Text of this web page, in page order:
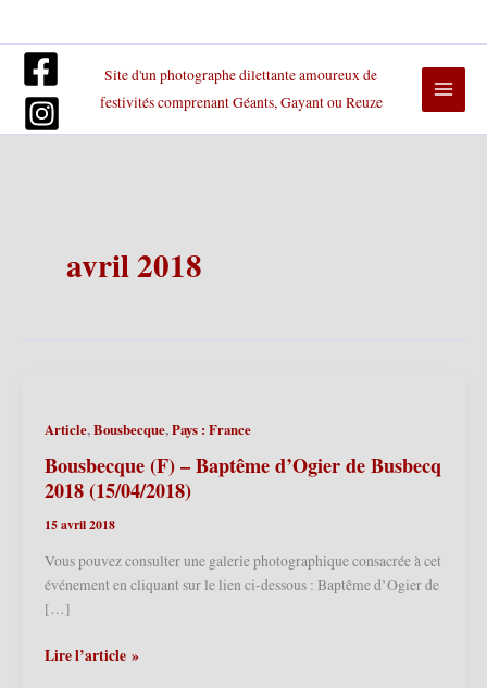
contenu
Site d'un photographe dilettante amoureux de
festivités comprenant Géants, Gayant ou Reuze
avril 2018
Article,Bousbecque,Pays : France
Bousbecque (F) – Baptême d’Ogier de Busbecq
2018 (15/04/2018)
15 avril 2018
Vous pouvez consulter une galerie photographique consacrée à cet
événement en cliquant sur le lien ci-dessous : Baptême d’Ogier de
[…]
Bousbecque
Lire l’article »